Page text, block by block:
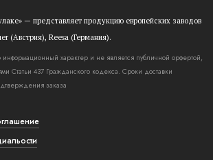
— представляет продукцию европейских заводов
(Австрия), Reesa (Германия).
характер и не является публичной орфертой,
Статьи 437 Гражданского кодекса. Сроки доставки
заказа